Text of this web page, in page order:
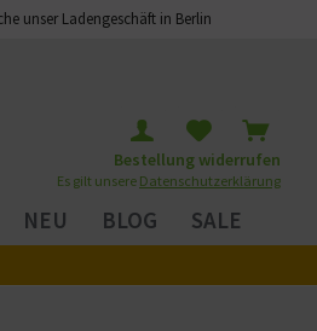
unser Ladengeschäft in Berlin
Bestellung widerrufen
Es gilt unsere Datenschutzerklärung
NEU BLOG SALE